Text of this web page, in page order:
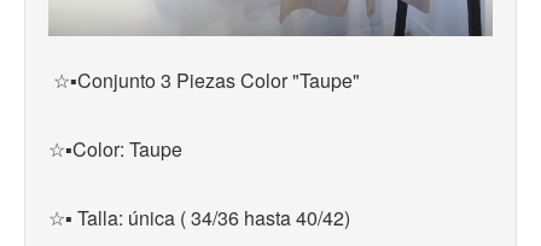
☆▪︎Conjunto 3 Piezas Color "Taupe"
☆▪Color: Taupe
☆▪︎ Talla: única ( 34/36 hasta 40/42)